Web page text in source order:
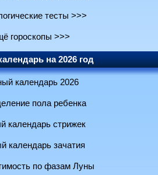
тесты >>>
гороскопы >>>
на 2026 год
календарь 2026
пола ребенка
календарь стрижек
календарь зачатия
по фазам Луны